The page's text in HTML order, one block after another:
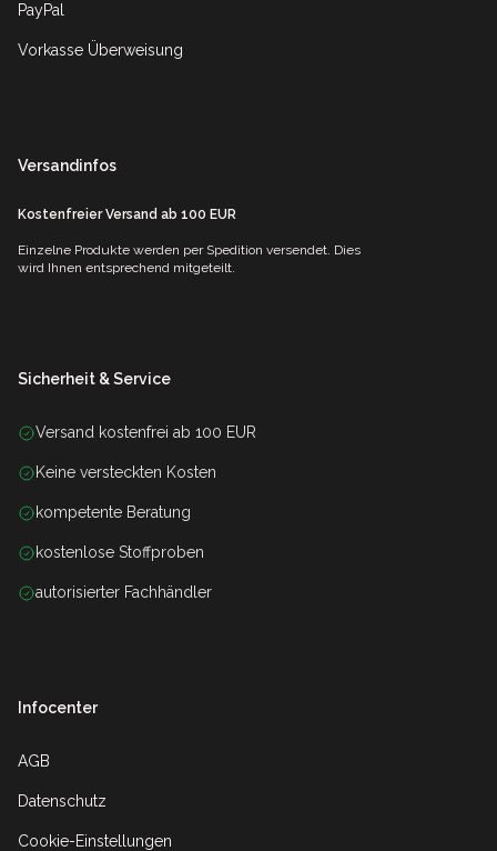
PayPal
Vorkasse Überweisung
Versandinfos
Kostenfreier Versand ab 100 EUR
Einzelne Produkte werden per Spedition versendet. Dies
wird Ihnen entsprechend mitgeteilt.
Sicherheit & Service
Versand kostenfrei ab 100 EUR
Keine versteckten Kosten
kompetente Beratung
kostenlose Stoffproben
autorisierter Fachhändler
Infocenter
AGB
Datenschutz
Cookie-Einstellungen